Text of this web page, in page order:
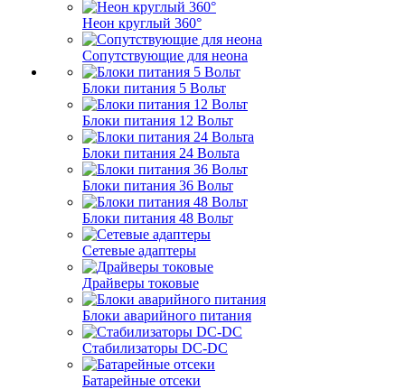
Неон круглый 360°
Сопутствующие для неона
Блоки питания 5 Вольт
Блоки питания 12 Вольт
Блоки питания 24 Вольта
Блоки питания 36 Вольт
Блоки питания 48 Вольт
Сетевые адаптеры
Драйверы токовые
Блоки аварийного питания
Стабилизаторы DC-DC
Батарейные отсеки